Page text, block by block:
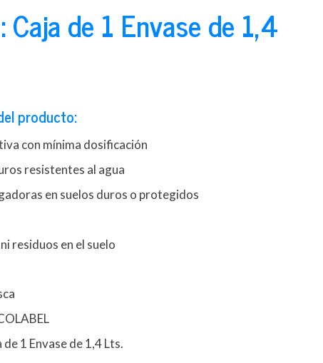
de 1 Envase de 1,4
producto:
con mínima dosificación
resistentes al agua
en suelos duros o protegidos
residuos en el suelo
1 Envase de 1,4 Lts.